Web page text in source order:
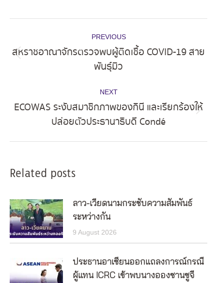
navigation
PREVIOUS
Previous
post:
สหราชอาณาจักรตรวจพบผู้ติดเชื้อ COVID-19 สาย
พันธุ์มิว
NEXT
post:
ECOWAS ระงับสมาชิกภาพของกินี และเรียกร้องให้
ปล่อยตัวประธานาธิบดี Condé
Related posts
ลาว-เวียดนามกระชับความสัมพันธ์
ระหว่างกัน
9 August 2026
ประธานอาเซียนออกแถลงการณ์กรณี
ผู้แทน ICRC เข้าพบนางอองซานซูจี